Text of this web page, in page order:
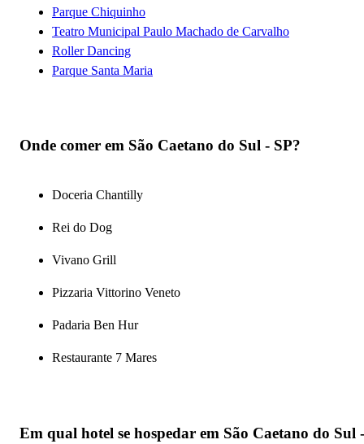
Parque Chiquinho
Teatro Municipal Paulo Machado de Carvalho
Roller Dancing
Parque Santa Maria
Onde comer em São Caetano do Sul - SP?
Doceria Chantilly
Rei do Dog
Vivano Grill
Pizzaria Vittorino Veneto
Padaria Ben Hur
Restaurante 7 Mares
Em qual hotel se hospedar em São Caetano do Sul -